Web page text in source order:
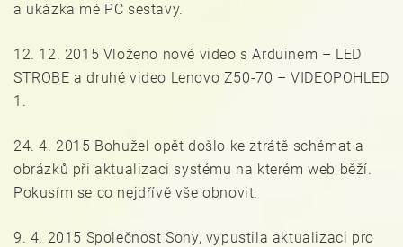
a ukázka mé PC sestavy.
12. 12. 2015 Vloženo nové video s Arduinem – LED
STROBE a druhé video Lenovo Z50-70 – VIDEOPOHLED
1.
24. 4. 2015 Bohužel opět došlo ke ztrátě schémat a
obrázků při aktualizaci systému na kterém web běží.
Pokusím se co nejdřívě vše obnovit.
9. 4. 2015 Společnost Sony, vypustila aktualizaci pro